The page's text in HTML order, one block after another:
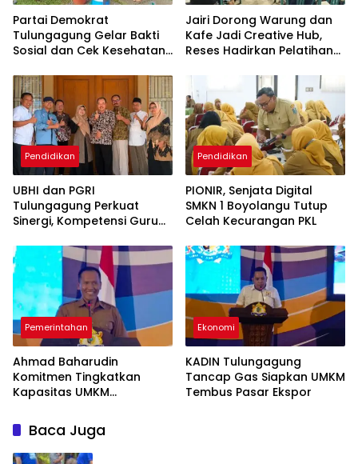
Partai Demokrat
Tulungagung Gelar Bakti
Sosial dan Cek Kesehatan
Jairi Dorong Warung dan
Kafe Jadi Creative Hub,
Reses Hadirkan Pelatihan
Pendidikan
UBHI dan PGRI
Tulungagung Perkuat
Sinergi, Kompetensi Guru
Pendidikan
PIONIR, Senjata Digital
SMKN 1 Boyolangu Tutup
Celah Kecurangan PKL
Pemerintahan
Ahmad Baharudin
Komitmen Tingkatkan
Kapasitas UMKM
Ekspor
Ekonomi
KADIN Tulungagung
Tancap Gas Siapkan UMKM
Tembus Pasar Ekspor
Baca Juga